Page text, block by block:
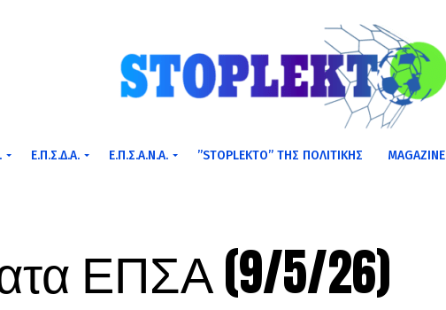
Ε.Π.Σ.Δ.Α. Ε.Π.Σ.Α.Ν.Α. ”STOPLEKTO” ΤΗΣ ΠΟΛΙΤΙΚΗΣ MAGAZINE
ΕΠΣΑ (9/5/26)